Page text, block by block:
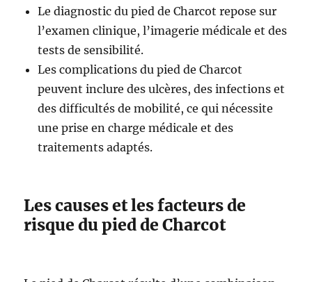
Le diagnostic du pied de Charcot repose sur
l’examen clinique, l’imagerie médicale et des
tests de sensibilité.
Les complications du pied de Charcot
peuvent inclure des ulcères, des infections et
des difficultés de mobilité, ce qui nécessite
une prise en charge médicale et des
traitements adaptés.
Les causes et les facteurs de
risque du pied de Charcot